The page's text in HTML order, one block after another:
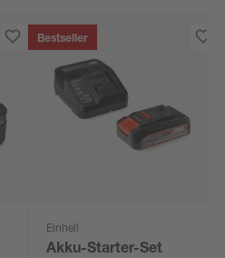
Bestseller
Einhell
Akku-Starter-Set